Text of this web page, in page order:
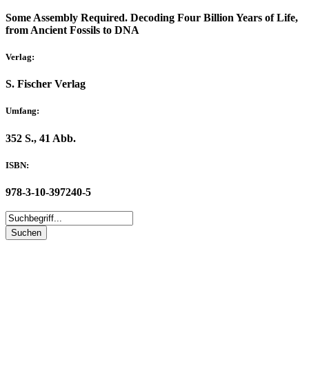
Some Assembly Required. Decoding Four Billion Years of Life,
from Ancient Fossils to DNA
Verlag:
S. Fischer Verlag
Umfang:
352 S., 41 Abb.
ISBN:
978-3-10-397240-5